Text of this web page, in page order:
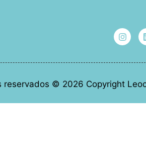
reservados © 2026 Copyright